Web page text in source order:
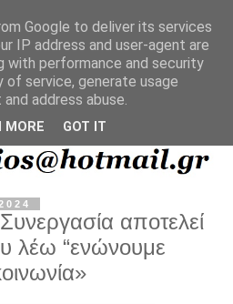
αποτελεί
λέω “ενώνουμε
Google to deliver its services
IP address and user-agent are
with performance and security
service, generate usage
address abuse.
MORE GOT IT